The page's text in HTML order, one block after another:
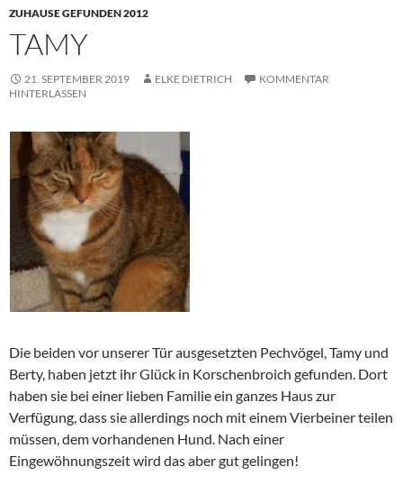
ZUHAUSE GEFUNDEN 2012
TAMY
21. SEPTEMBER 2019 ELKE DIETRICH
KOMMENTAR
HINTERLASSEN
Die beiden vor unserer Tür ausgesetzten Pechvögel, Tamy und
Berty, haben jetzt ihr Glück in Korschenbroich gefunden. Dort
haben sie bei einer lieben Familie ein ganzes Haus zur
Verfügung, dass sie allerdings noch mit einem Vierbeiner teilen
müssen, dem vorhandenen Hund. Nach einer
Eingewöhnungszeit wird das aber gut gelingen!